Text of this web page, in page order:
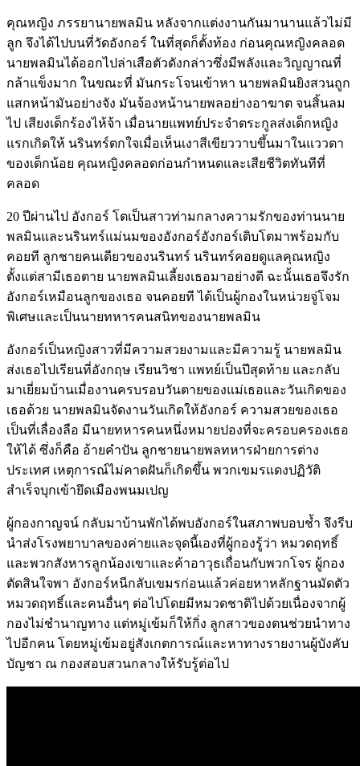
คุณหญิง ภรรยานายพลมิน หลังจากแต่งงานกันมานานแล้วไม่มี
ลูก จึงได้ไปบนที่วัดอังกอร์ ในที่สุดก็ตั้งท้อง ก่อนคุณหญิงคลอด
นายพลมินได้ออกไปล่าเสือตัวดังกล่าวซึ่งมีพลังและวิญญาณที่
กล้าแข็งมาก ในขณะที่ มันกระโจนเข้าหา นายพลมินยิงสวนถูก
แสกหน้ามันอย่างจัง มันจ้องหน้านายพลอย่างอาฆาต จนสิ้นลม
ไป เสียงเด็กร้องไห้จ้า เมื่อนายแพทย์ประจำตระกูลส่งเด็กหญิง
แรกเกิดให้ นรินทร์ตกใจเมื่อเห็นเงาสีเขียววาบขึ้นมาในแววตา
ของเด็กน้อย คุณหญิงคลอดก่อนกำหนดและเสียชีวิตทันทีที่
คลอด
20 ปีผ่านไป อังกอร์ โตเป็นสาวท่ามกลางความรักของท่านนาย
พลมินและนรินทร์แม่นมของอังกอร์อังกอร์เติบโตมาพร้อมกับ
คอยที ลูกชายคนเดียวของนรินทร์ นรินทร์คอยดูแลคุณหญิง
ตั้งแต่สามีเธอตาย นายพลมินเลี้ยงเธอมาอย่างดี ฉะนั้นเธอจึงรัก
อังกอร์เหมือนลูกของเธอ จนคอยที ได้เป็นผู้กองในหน่วยจู่โจม
พิเศษและเป็นนายทหารคนสนิทของนายพลมิน
อังกอร์เป็นหญิงสาวที่มีความสวยงามและมีความรู้ นายพลมิน
ส่งเธอไปเรียนที่อังกฤษ เรียนวิชา แพทย์เป็นปีสุดท้าย และกลับ
มาเยี่ยมบ้านเมื่องานครบรอบวันตายของแม่เธอและวันเกิดของ
เธอด้วย นายพลมินจัดงานวันเกิดให้อังกอร์ ความสวยของเธอ
เป็นที่เลื่องลือ มีนายทหารคนหนึ่งหมายปองที่จะครอบครองเธอ
ให้ได้ ซึ่งก็คือ อ้ายคำปัน ลูกชายนายพลทหารฝ่ายการต่าง
ประเทศ เหตุการณ์ไม่คาดฝันก็เกิดขึ้น พวกเขมรแดงปฏิวัติ
สำเร็จบุกเข้ายึดเมืองพนมเปญ
ผู้กองกาญจน์ กลับมาบ้านพักได้พบอังกอร์ในสภาพบอบช้ำ จึงรีบ
นำส่งโรงพยาบาลของค่ายและจุดนี้เองที่ผู้กองรู้ว่า หมวดฤทธิ์
และพวกสังหารลูกน้องเขาและค้าอาวุธเถื่อนกับพวกโจร ผู้กอง
ตัดสินใจพา อังกอร์หนีกลับเขมรก่อนแล้วค่อยหาหลักฐานมัดตัว
หมวดฤทธิ์และคนอื่นๆ ต่อไปโดยมีหมวดชาติไปด้วยเนื่องจากผู้
กองไม่ชำนาญทาง แต่หมู่เข้มก็ให้กิ่ง ลูกสาวของตนช่วยนำทาง
ไปอีกคน โดยหมู่เข้มอยู่สังเกตการณ์และหาทางรายงานผู้บังคับ
บัญชา ณ กองสอบสวนกลางให้รับรู้ต่อไป